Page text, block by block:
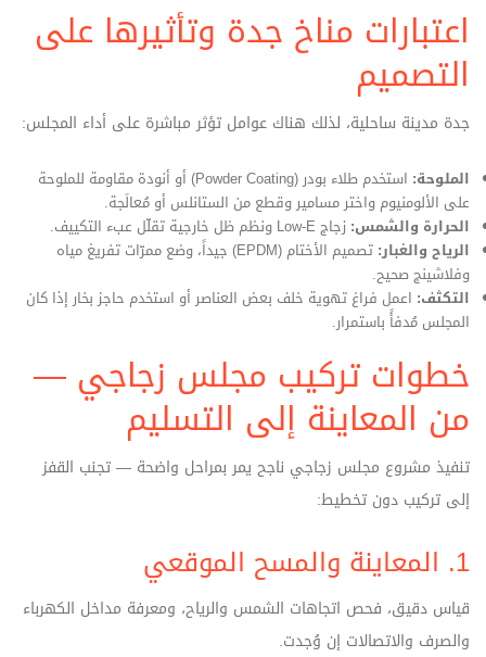
اعتبارات مناخ جدة وتأثيرها على
التصميم
جدة مدينة ساحلية، لذلك هناك عوامل تؤثر مباشرة على أداء المجلس:
الملوحة:
استخدم طلاء بودر (Powder Coating) أو أنودة مقاومة للملوحة
على الألومنيوم واختر مسامير وقطع من الستانلس أو مُعالَجة.
الحرارة والشمس: زجاج Low‑E ونظم ظل خارجية تقلّل عبء التكييف.
الرياح والغبار:
تصميم الأختام (EPDM) جيداً، وضع ممرّات تفريغ مياه
وفلاشينج صحيح.
التكثف: اعمل فراغ تهوية خلف بعض العناصر أو استخدم حاجز بخار إذا كان
المجلس مُدفأً باستمرار.
خطوات تركيب مجلس زجاجي —
من المعاينة إلى التسليم
تنفيذ مشروع مجلس زجاجي ناجح يمر بمراحل واضحة — تجنب القفز
إلى تركيب دون تخطيط:
1. المعاينة والمسح الموقعي
قياس دقيق، فحص اتجاهات الشمس والرياح، ومعرفة مداخل الكهرباء
والصرف والاتصالات إن وُجدت.